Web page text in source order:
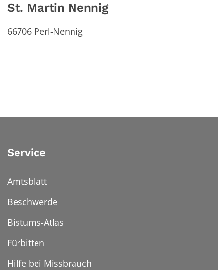
St. Martin Nennig
66706 Perl-Nennig
Service
Amtsblatt
Beschwerde
Bistums-Atlas
Fürbitten
Hilfe bei Missbrauch